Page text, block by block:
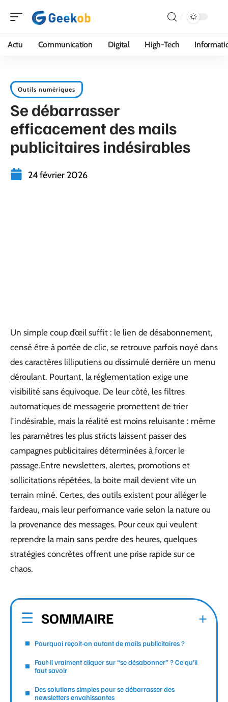
Actu Communication Digital High-Tech
Outils numériques
Se débarrasser
efficacement des mails
publicitaires indésirables
24 février 2026
Un simple coup d’œil suffit : le lien de désabonnement,
censé être à portée de clic, se retrouve parfois noyé dans
des caractères lilliputiens ou dissimulé derrière un menu
déroulant. Pourtant, la réglementation exige une
visibilité sans équivoque. De leur côté, les filtres
automatiques de messagerie promettent de trier
l’indésirable, mais la réalité est moins reluisante : même
les paramètres les plus stricts laissent passer des
campagnes publicitaires déterminées à forcer le
passage.Entre newsletters, alertes, promotions et
sollicitations répétées, la boite mail devient vite un
terrain miné. Certes, des outils existent pour alléger le
fardeau, mais leur performance varie selon la nature ou
la provenance des messages. Pour ceux qui veulent
reprendre la main sans perdre des heures, quelques
stratégies concrètes offrent une prise rapide sur ce
chaos.
SOMMAIRE
Pourquoi reçoit-on autant de mails publicitaires ?
Faut-il vraiment cliquer sur “se désabonner” ? Ce qu’il
faut savoir
Des solutions simples pour se débarrasser des
newsletters envahissantes